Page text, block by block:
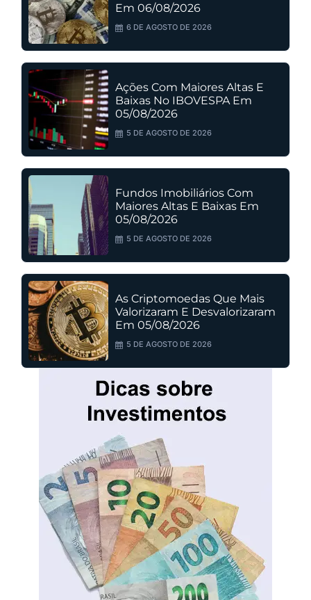
Em 06/08/2026
6 DE AGOSTO DE 2026
Ações Com Maiores Altas E
Baixas No IBOVESPA Em
05/08/2026
5 DE AGOSTO DE 2026
Fundos Imobiliários Com
Maiores Altas E Baixas Em
05/08/2026
5 DE AGOSTO DE 2026
As Criptomoedas Que Mais
Valorizaram E Desvalorizaram
Em 05/08/2026
5 DE AGOSTO DE 2026